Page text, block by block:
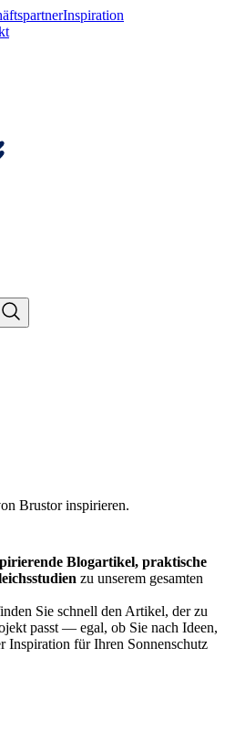
Inspiration
Brustor inspirieren.
Blogartikel, praktische
zu unserem gesamten
Sie schnell den Artikel, der zu
passt — egal, ob Sie nach Ideen,
Inspiration für Ihren Sonnenschutz